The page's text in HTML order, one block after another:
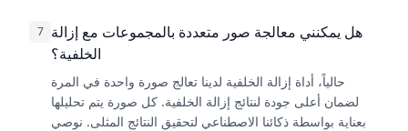
7 هل يمكنني معالجة صور متعددة بالمجموعات مع إزالة
الخلفية؟
حالياً، أداة إزالة الخلفية لدينا تعالج صورة واحدة في المرة
لضمان أعلى جودة لنتائج إزالة الخلفية. كل صورة يتم تحليلها
بعناية بواسطة ذكائنا الاصطناعي لتحقيق النتائج المثلى. نوصي